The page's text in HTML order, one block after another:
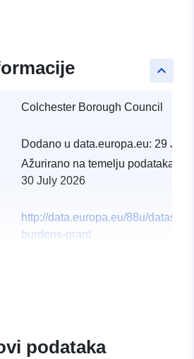
keyboard_arrow_up
Colchester Borough Council
Dodano u data.europa.eu: 29 July
Ažurirano na temelju
30 July 2026
http://data.europa.eu/88u/dataset/
burdens-grant
podataka